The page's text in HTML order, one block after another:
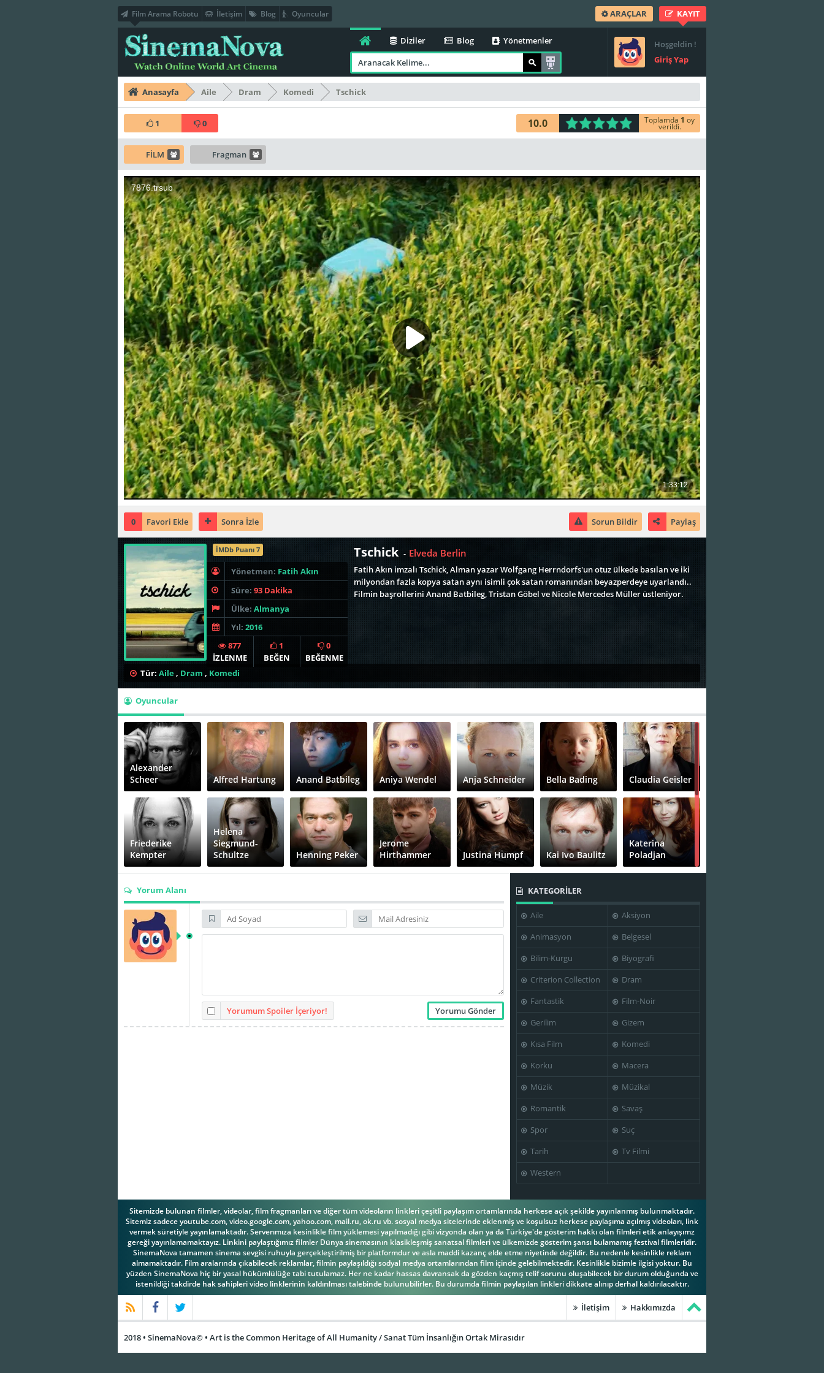
Film Arama Robotu İletişim Blog Oyuncular ARAÇLAR KAYIT
Hoşgeldin !
Giriş Yap
Diziler Blog Yönetmenler
Anasayfa Aile Dram Komedi Tschick
1 0 10.0 Toplamda 1 oy
verildi.
FİLM Fragman
0 Favori Ekle Sonra İzle Paylaş
Sorun Bildir
İMDb Puanı 7
Yönetmen: Fatih Akın
Süre: 93 Dakika
Ülke: Almanya
Yıl: 2016
877
İZLENME
1
BEĞEN
0
BEĞENME
Tschick - Elveda Berlin
Fatih Akın imzalı Tschick, Alman yazar Wolfgang Herrndorfs'un otuz ülkede basılan ve iki
milyondan fazla kopya satan aynı isimli çok satan romanından beyazperdeye uyarlandı..
Filmin başrollerini Anand Batbileg, Tristan Göbel ve Nicole Mercedes Müller üstleniyor.
Tür: Aile , Dram , Komedi
Oyuncular
Alexander
Scheer
Alfred Hartung Anand Batbileg Aniya Wendel Anja Schneider Bella Bading Claudia Geisler
Friederike
Kempter
Helena
Siegmund-
Schultze
Henning Peker
Jerome
Hirthammer
Justina Humpf Kai Ivo Baulitz
Katerina
Poladjan
Marc
Hosemann
Mercedes
Müller
Nadine Dubois Noah Wiechers
Scheuritzel
Xenia Assenza Fatih Akın Marco Mehlitz
Yorum Alanı
Yorumum Spoiler İçeriyor!
KATEGORİLER
Aile
Aksiyon
Animasyon
Belgesel
Bilim-Kurgu
Biyografi
Criterion Collection
Dram
Fantastik
Film-Noir
Gerilim
Gizem
Kısa Film
Komedi
Korku
Macera
Müzik
Müzikal
Romantik
Savaş
Spor
Suç
Tarih
Tv Filmi
Western
Sitemizde bulunan filmler, videolar, film fragmanları ve diğer tüm videoların linkleri çeşitli paylaşım ortamlarında herkese açık şekilde yayınlanmış bulunmaktadır.
Sitemiz sadece youtube.com, video.google.com, yahoo.com, mail.ru, ok.ru vb. sosyal medya sitelerinde eklenmiş ve koşulsuz herkese paylaşıma açılmış videoları, link
vermek süretiyle yayınlamaktadır. Serverımıza kesinlikle film yüklemesi yapılmadığı gibi vizyonda olan ya da Türkiye'de gösterim hakkı olan filmleri etik anlayışımz
gereği yayınlamamaktayız. Linkini paylaştığımız filmler Dünya sinemasının klasikleşmiş sanatsal filmleri ve ülkemizde gösterim şansı bulamamış festival filmleridir.
SinemaNova tamamen sinema sevgisi ruhuyla gerçekleştirilmiş bir platformdur ve asla maddi kazanç elde etme niyetinde değildir. Bu nedenle kesinlikle reklam
almamaktadır. Film aralarında çıkabilecek reklamlar, filmin paylaşıldığı sodyal medya ortamlarından film içinde gelebilmektedir. Kesinlikle bizimle ilgisi yoktur. Bu
yüzden SinemaNova hiç bir yasal hükümlülüğe tabi tutulamaz. Her ne kadar hassas davransak da gözden kaçmış telif sorunu oluşabilecek bir durum olduğunda ve
istenildiği takdirde hak sahipleri video linklerinin kaldırılması talebinde bulunubilirler. Bu durumda filmin paylaşılan linkleri dikkate alınıp derhal kaldırılacaktır.
İletişim Hakkımızda
2018 • SinemaNova© • Art is the Common Heritage of All Humanity / Sanat Tüm İnsanlığın Ortak Mirasıdır